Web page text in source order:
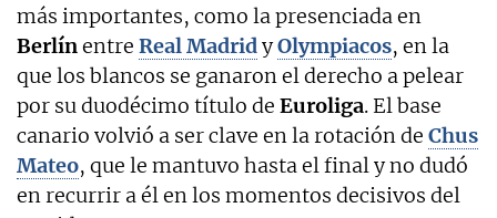
más importantes, como la presenciada en
Berlínentre Real MadridyOlympiacos, en la
que los blancos se ganaron el derecho a pelear
por su duodécimo título de Euroliga. El base
canario volvió a ser clave en la rotación de Chus
Mateo, que le mantuvo hasta el final y no dudó
en recurrir a él en los momentos decisivos del